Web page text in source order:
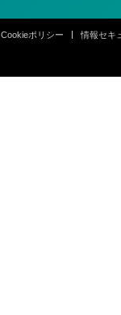
Cookieポリシー 情報セキ